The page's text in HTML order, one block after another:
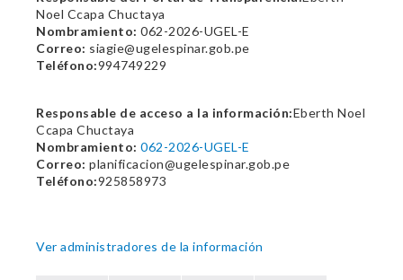
Noel Ccapa Chuctaya
Nombramiento: 062-2026-UGEL-E
Correo: siagie@ugelespinar.gob.pe
Teléfono:994749229
Responsable de acceso a la información:Eberth Noel
Ccapa Chuctaya
Nombramiento: 062-2026-UGEL-E
Correo: planificacion@ugelespinar.gob.pe
Teléfono:925858973
Ver administradores de la información